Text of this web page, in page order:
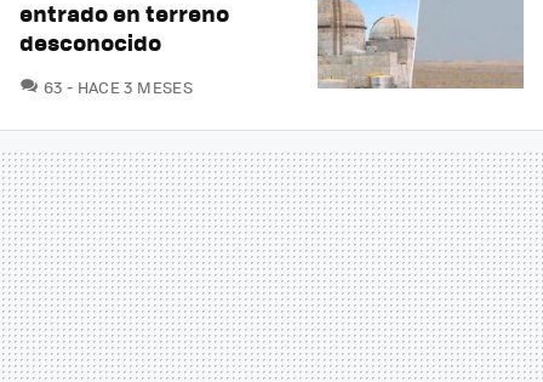
entrado en terreno
desconocido
63 COMENTARIOS
HACE 3 MESES